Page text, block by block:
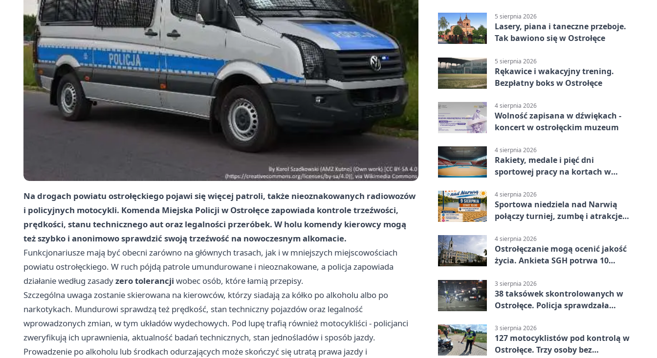
Na drogach powiatu ostrołęckiego pojawi się więcej patroli, także nieoznakowanych radiowozów
i policyjnych motocykli. Komenda Miejska Policji w Ostrołęce zapowiada kontrole trzeźwości,
prędkości, stanu technicznego aut oraz legalności przeróbek. W holu komendy kierowcy mogą
też szybko i anonimowo sprawdzić swoją trzeźwość na nowoczesnym alkomacie.
Funkcjonariusze mają być obecni zarówno na głównych trasach, jak i w mniejszych miejscowościach
powiatu ostrołęckiego. W ruch pójdą patrole umundurowane i nieoznakowane, a policja zapowiada
działanie według zasadyzero tolerancji wobec osób, które łamią przepisy.
Szczególna uwaga zostanie skierowana na kierowców, którzy siadają za kółko po alkoholu albo po
narkotykach. Mundurowi sprawdzą też prędkość, stan techniczny pojazdów oraz legalność
wprowadzonych zmian, w tym układów wydechowych. Pod lupę trafią również motocykliści - policjanci
zweryfikują ich uprawnienia, aktualność badań technicznych, stan jednośladów i sposób jazdy.
Prowadzenie po alkoholu lub środkach odurzających może skończyć się utratą prawa jazdy i
5 sierpnia 2026
Lasery, piana i taneczne przeboje.
Tak bawiono się w Ostrołęce
5 sierpnia 2026
Rękawice i wakacyjny trening.
Bezpłatny boks w Ostrołęce
4 sierpnia 2026
Wolność zapisana w dźwiękach -
koncert w ostrołęckim muzeum
4 sierpnia 2026
Rakiety, medale i pięć dni
sportowej pracy na kortach w
4 sierpnia 2026
Sportowa niedziela nad Narwią
połączy turniej, zumbę i atrakcje
4 sierpnia 2026
Ostrołęczanie mogą ocenić jakość
życia. Ankieta SGH potrwa 10
3 sierpnia 2026
38 taksówek skontrolowanych w
Ostrołęce. Policja sprawdzała
3 sierpnia 2026
127 motocyklistów pod kontrolą w
Ostrołęce. Trzy osoby bez